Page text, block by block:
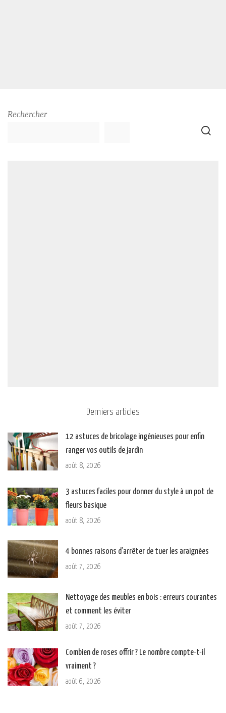
Rechercher
Derniers articles
12 astuces de bricolage ingénieuses pour enfin
ranger vos outils de jardin
août 8, 2026
3 astuces faciles pour donner du style à un pot de
fleurs basique
août 8, 2026
4 bonnes raisons d’arrêter de tuer les araignées
août 7, 2026
Nettoyage des meubles en bois : erreurs courantes
et comment les éviter
août 7, 2026
Combien de roses offrir ? Le nombre compte-t-il
vraiment ?
août 6, 2026